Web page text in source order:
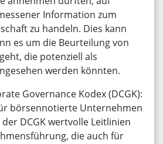
Information zum
zu handeln. Dies kann
es um die Beurteilung von
die potenziell als
werden könnten.
Governance Kodex (DCGK):
börsennotierte Unternehmen
DCGK wertvolle Leitlinien
die auch für